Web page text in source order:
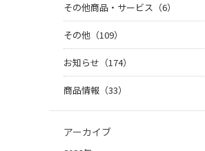
その他商品・サービス（6）
その他（109）
お知らせ（174）
商品情報（33）
アーカイブ